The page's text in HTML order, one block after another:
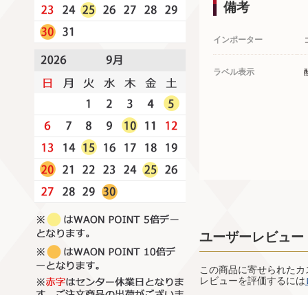
備考
インポーター
ラベル表示
ユーザーレビュー
この商品に寄せられた
レビューを評価するには